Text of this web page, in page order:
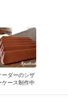
ーダーのシザ
ケース制作中